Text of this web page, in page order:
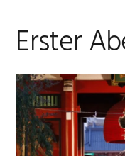
Erster